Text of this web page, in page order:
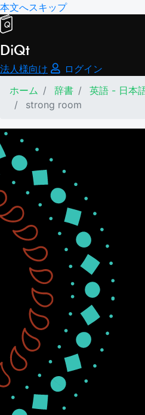
本文へスキップ
DiQt
法人様向け
ログイン
ホーム
辞書 英語 - 日本
strong room